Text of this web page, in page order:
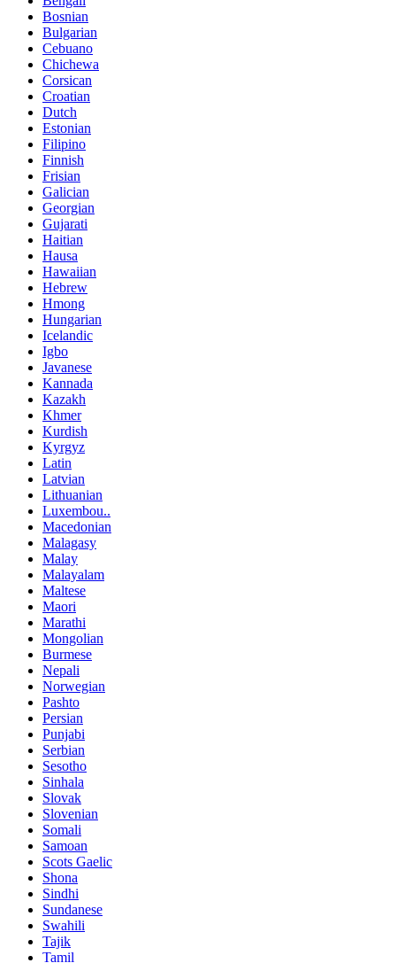
Bosnian
Bulgarian
Cebuano
Chichewa
Corsican
Croatian
Dutch
Estonian
Filipino
Finnish
Frisian
Galician
Georgian
Gujarati
Haitian
Hausa
Hawaiian
Hebrew
Hmong
Hungarian
Icelandic
Igbo
Javanese
Kannada
Kazakh
Khmer
Kurdish
Kyrgyz
Latin
Latvian
Lithuanian
Luxembou..
Macedonian
Malagasy
Malay
Malayalam
Maltese
Maori
Marathi
Mongolian
Burmese
Nepali
Norwegian
Pashto
Persian
Punjabi
Serbian
Sesotho
Sinhala
Slovak
Slovenian
Somali
Samoan
Scots Gaelic
Shona
Sindhi
Sundanese
Swahili
Tajik
Tamil